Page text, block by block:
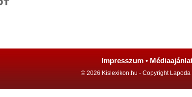
Impresszum •
© 2026 Kislexikon.hu - Copyright